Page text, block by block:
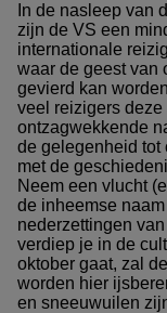
In de nasleep van
zijn de VS een
internationale
waar de geest van
gevierd kan
veel reizigers
ontzagwekkende
de gelegenheid tot
met de
Neem een vlucht
de inheemse
nederzettingen
verdiep je in de
oktober gaat, zal
worden hier
en sneeuwuilen